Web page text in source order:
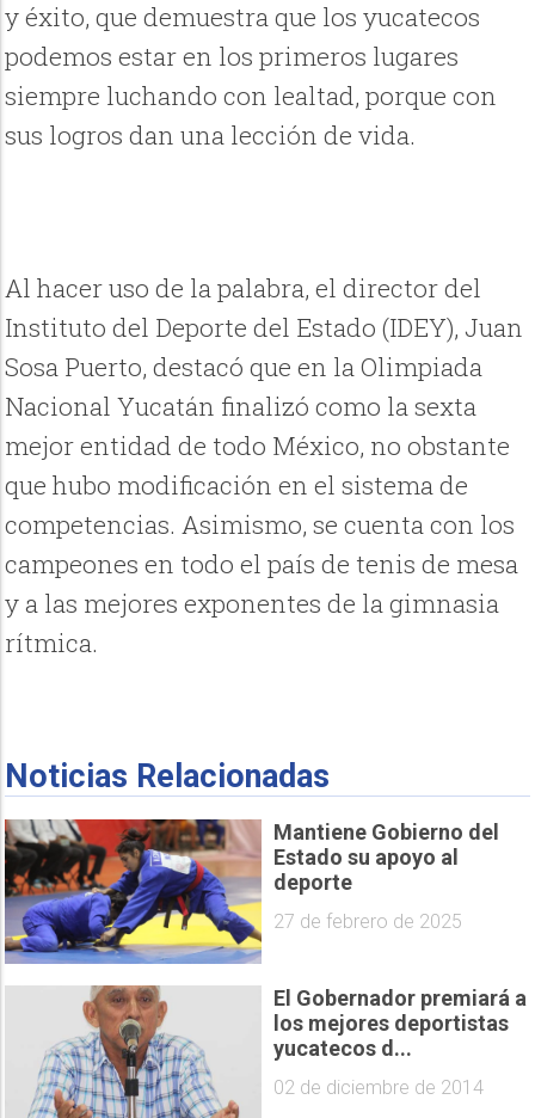
y éxito, que demuestra que los yucatecos
podemos estar en los primeros lugares
siempre luchando con lealtad, porque con
sus logros dan una lección de vida.
Al hacer uso de la palabra, el director del
Instituto del Deporte del Estado (IDEY), Juan
Sosa Puerto, destacó que en la Olimpiada
Nacional Yucatán finalizó como la sexta
mejor entidad de todo México, no obstante
que hubo modificación en el sistema de
competencias. Asimismo, se cuenta con los
campeones en todo el país de tenis de mesa
y a las mejores exponentes de la gimnasia
rítmica.
Noticias Relacionadas
Mantiene Gobierno del
Estado su apoyo al
deporte
27 de febrero de 2025
El Gobernador premiará a
los mejores deportistas
yucatecos d...
02 de diciembre de 2014